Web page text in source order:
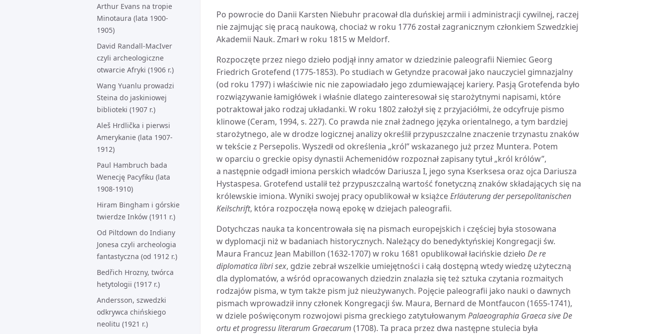
Arthur Evans na tropie
Minotaura (lata 1900-
1905)
David Randall-MacIver
czyli archeologiczne
otwarcie Afryki (1906 r.)
Wang Yuanlu prowadzi
Steina do jaskiniowej
biblioteki (1907 r.)
Aleš Hrdlička i pierwsi
Amerykanie (lata 1907-
1912)
Paul Hambruch bada
Wenecję Pacyfiku (lata
1908-1910)
Hiram Bingham i górskie
twierdze Inków (1911 r.)
Od Piltdown do Indiany
Jonesa czyli archeologia
fantastyczna (od 1912 r.)
Bedřich Hrozny, twórca
hetytologii (1917 r.)
Andersson, szwedzki
odkrywca chińskiego
neolitu (1921 r.)
Po powrocie do Danii Karsten Niebuhr pracował dla duńskiej armii i administracji cywilnej, raczej
nie zajmując się pracą naukową, chociaż w roku 1776 został zagranicznym członkiem Szwedzkiej
Akademii Nauk. Zmarł w roku 1815 w Meldorf.
Rozpoczęte przez niego dzieło podjął inny amator w dziedzinie paleografii Niemiec Georg
Friedrich Grotefend (1775-1853). Po studiach w Getyndze pracował jako nauczyciel gimnazjalny
(od roku 1797) i właściwie nic nie zapowiadało jego zdumiewającej kariery. Pasją Grotefenda było
rozwiązywanie łamigłówek i właśnie dlatego zainteresował się starożytnymi napisami, które
potraktował jako rodzaj układanki. W roku 1802 założył się z przyjaciółmi, że odcyfruje pismo
klinowe (Ceram, 1994, s. 227). Co prawda nie znał żadnego języka orientalnego, a tym bardziej
starożytnego, ale w drodze logicznej analizy określił przypuszczalne znaczenie trzynastu znaków
w tekście z Persepolis. Wyszedł od określenia „król” wskazanego już przez Muntera. Potem
w oparciu o greckie opisy dynastii Achemenidów rozpoznał zapisany tytuł „król królów”,
a następnie odgadł imiona perskich władców Dariusza I, jego syna Kserksesa oraz ojca Dariusza
Hystaspesa. Grotefend ustalił też przypuszczalną wartość fonetyczną znaków składających się na
królewskie imiona. Wyniki swojej pracy opublikował w książceErläuterung der persepolitanischen
Keilschrift, która rozpoczęła nową epokę w dziejach paleografii.
Dotychczas nauka ta koncentrowała się na pismach europejskich i częściej była stosowana
w dyplomacji niż w badaniach historycznych. Należący do benedyktyńskiej Kongregacji św.
Maura Francuz Jean Mabillon (1632-1707) w roku 1681 opublikował łacińskie dzieło De re
diplomatica libri sex, gdzie zebrał wszelkie umiejętności i całą dostępną wtedy wiedzę użyteczną
dla dyplomatów, a wśród opracowanych dziedzin znalazła się też sztuka czytania rozmaitych
rodzajów pisma, w tym także pism już nieużywanych. Pojęcie paleografii jako nauki o dawnych
pismach wprowadził inny członek Kongregacji św. Maura, Bernard de Montfaucon (1655-1741),
w dziele poświęconym rozwojowi pisma greckiego zatytułowanym Palaeographia Graeca sive De
ortu et progressu literarum Graecarum (1708). Ta praca przez dwa następne stulecia była